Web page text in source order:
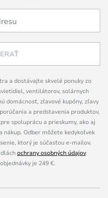
a dostávajte skvelé ponuky zo
ventilátorov, solárnych
domácnosť, zľavové kupóny, zľavy
a predstavenia produktov,
spoluprácu a prieskumy, ako aj
nákup. Odber môžete kedykoľvek
ktorý je súčasťou e-mailov.
ochrany osobných údajov.
je 249 €.